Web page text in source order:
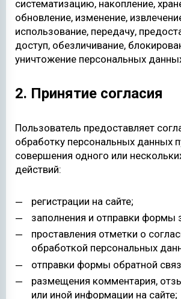
систематизацию, накопление,
обновление, изменение,
использование, передачу,
доступ, обезличивание,
уничтожение персональных
2. Принятие согласия
Пользователь предоставляет
обработку персональных данных
совершения одного или
действий:
регистрации на сайте;
заполнения и отправки формы
проставления отметки о
обработкой персональных
отправки формы обратной
размещения комментария,
или иной информации на сайте;